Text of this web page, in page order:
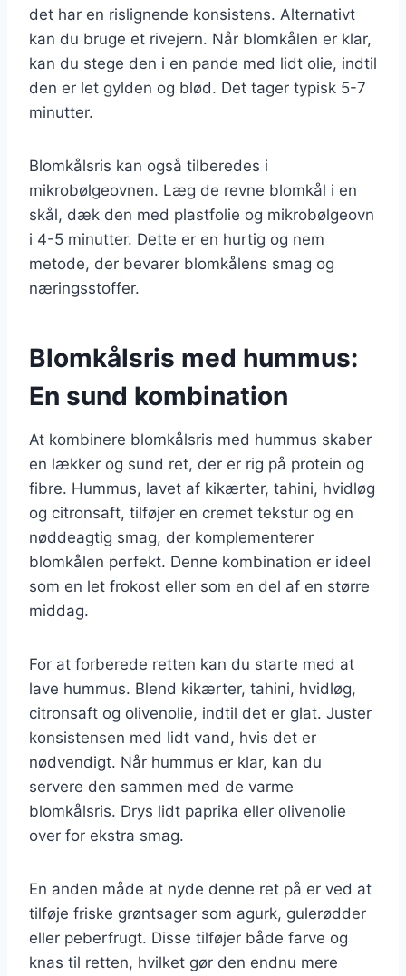
det har en rislignende konsistens. Alternativt
kan du bruge et rivejern. Når blomkålen er klar,
kan du stege den i en pande med lidt olie, indtil
den er let gylden og blød. Det tager typisk 5-7
minutter.
Blomkålsris kan også tilberedes i
mikrobølgeovnen. Læg de revne blomkål i en
skål, dæk den med plastfolie og mikrobølgeovn
i 4-5 minutter. Dette er en hurtig og nem
metode, der bevarer blomkålens smag og
næringsstoffer.
Blomkålsris med hummus:
En sund kombination
At kombinere blomkålsris med hummus skaber
en lækker og sund ret, der er rig på protein og
fibre. Hummus, lavet af kikærter, tahini, hvidløg
og citronsaft, tilføjer en cremet tekstur og en
nøddeagtig smag, der komplementerer
blomkålen perfekt. Denne kombination er ideel
som en let frokost eller som en del af en større
middag.
For at forberede retten kan du starte med at
lave hummus. Blend kikærter, tahini, hvidløg,
citronsaft og olivenolie, indtil det er glat. Juster
konsistensen med lidt vand, hvis det er
nødvendigt. Når hummus er klar, kan du
servere den sammen med de varme
blomkålsris. Drys lidt paprika eller olivenolie
over for ekstra smag.
En anden måde at nyde denne ret på er ved at
tilføje friske grøntsager som agurk, gulerødder
eller peberfrugt. Disse tilføjer både farve og
knas til retten, hvilket gør den endnu mere